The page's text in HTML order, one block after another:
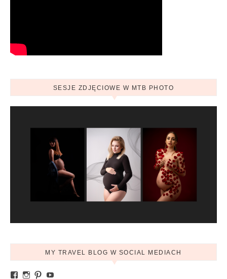
SESJE ZDJĘCIOWE W MTB PHOTO
MY TRAVEL BLOG W SOCIAL MEDIACH
Zobacz profil Ania.mytravelblog na Facebook
Zobacz profil mytravelblog.com.pl na Instagram
Pinterest
YouTube